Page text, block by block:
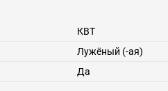
наконечников увеличивают
манжеты;
КВТ
Лужёный (-ая)
Да